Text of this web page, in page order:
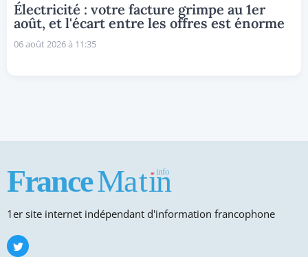
Électricité : votre facture grimpe au 1er
août, et l'écart entre les offres est énorme
06 août 2026 à 11:35
1er site internet indépendant d'information francophone